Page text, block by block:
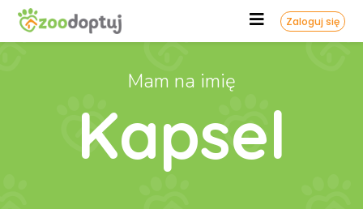
Zaloguj się
Mam na imię
Kapsel